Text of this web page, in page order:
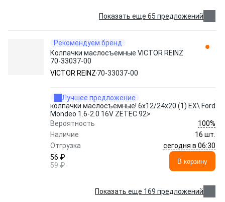
Показать еще 65 предложений
Рекомендуем бренд
Колпачки маслосъемные VICTOR REINZ
70-33037-00
VICTOR REINZ 70-33037-00
Лучшее предложение
колпачки маслосъемные! 6x12/24x20 (1) EX\ Ford
Mondeo 1.6-2.0 16V ZETEC 92>
Вероятность
100%
Наличие
16 шт.
Отгрузка
сегодня в 06:30
56 ₽
59 ₽
В корзину
Показать еще 169 предложений